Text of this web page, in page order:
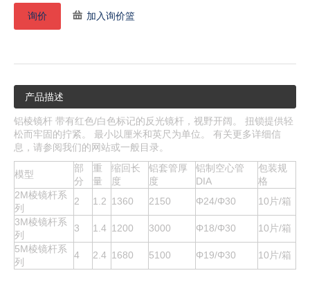
询价 加入询价篮
产品描述
铝棱镜杆 带有红色/白色标记的反光镜杆，视野开阔。 扭锁提供轻
松而牢固的拧紧。 最小以厘米和英尺为单位。 有关更多详细信
息，请参阅我们的网站或一般目录。
模型
部
分
重
量
缩回长
度
铝套管厚
度
铝制空心管
DIA
包装规
格
2M棱镜杆系
列
2 1.2 1360 2150 Φ24/Φ30
10片/箱
3M棱镜杆系
列
3 1.4 1200 3000 Φ18/Φ30
10片/箱
5M棱镜杆系
列
4 2.4 1680 5100 Φ19/Φ30 10片/箱